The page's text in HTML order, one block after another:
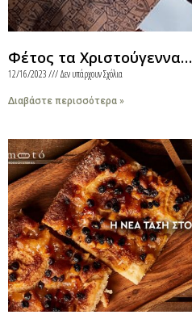
Φέτος τα Χριστούγεννα…
12/16/2023 Δεν υπάρχουν Σχόλια
Διαβάστε περισσότερα »